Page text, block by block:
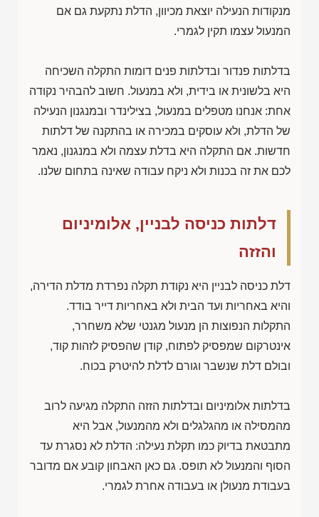
מנקודות הנעילה יוצאת מכיוון, הדלת נתקעת גם אם
המנעול עצמו תקין לגמרי.
בדלתות פנדור ובדלתות פנים דומות התקלה השכיחה
היא בלשונית או בידית, ולא במנעול. חשוב להבהיר נקודה
אחת: אנחנו מטפלים במנעול, בצילינדר ובמנגנון הנעילה
של הדלת, ולא עוסקים במכירה או בהתקנה של דלתות
חדשות. אם התקלה היא בדלת עצמה ולא במנגנון, נאמר
לכם את זה בכנות ולא ניקח עבודה שאינה בתחום שלנו.
דלתות כניסה לבניין, אלומיניום
והזזה
דלת כניסה לבניין היא נקודת תקלה נפרדת מדלת הדירה,
והיא באחריות ועד הבית ולא באחריות דייר בודד.
התקלות הנפוצות הן מנעול מגנטי שלא משחרר,
אינטרקום שמפסיק לפתוח, קודן שהפסיק לזהות קוד,
ובולם דלת שנשבר וגורם לדלת להיטרק בכוח.
בדלתות אלומיניום ובדלתות הזזה התקלה מגיעה לרוב
מהמסילה או מהגלגלים ולא מהמנעול, אבל היא
מתבטאת בדיוק כמו תקלת נעילה: הדלת לא נסגרת עד
הסוף והמנעול לא תופס. גם כאן האבחון קובע אם מדובר
בעבודת מנעולן או בעבודה אחרת לגמרי.